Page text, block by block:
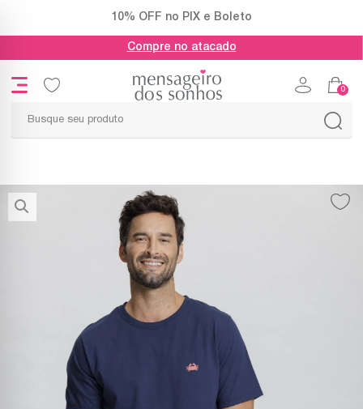
10% OFF no PIX e Boleto
Compre no atacado
0